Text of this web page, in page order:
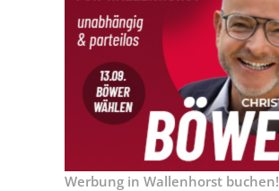
Werbung in Wallenhorst buchen!